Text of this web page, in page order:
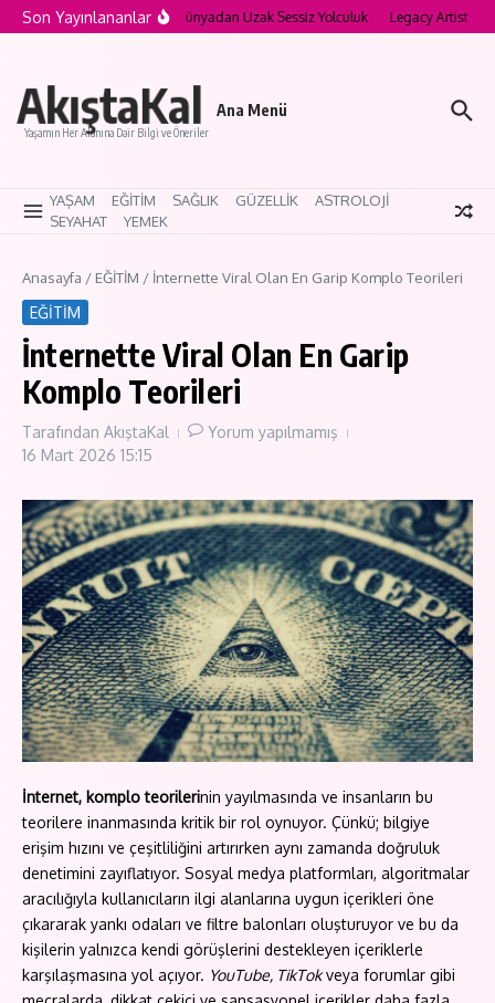
İçeriğe atla
Son Yayınlananlar
Saklı Köyleri: Modern Dünyadan Uzak Sessiz Yolculuk Legacy Artist
AkıştaKal
Yaşamın Her Alanına Dair Bilgi ve Öneriler
Ana Menü
YAŞAM EĞİTİM SAĞLIK GÜZELLİK
ASTROLOJİ
SEYAHAT
YEMEK
Anasayfa / EĞİTİM / İnternette Viral Olan En Garip Komplo Teorileri
EĞİTİM
İnternette Viral Olan En Garip
Komplo Teorileri
Tarafından AkıştaKal
Yorum yapılmamış
16 Mart 2026 15:15
İnternet, komplo teorilerinin yayılmasında ve insanların bu
teorilere inanmasında kritik bir rol oynuyor. Çünkü; bilgiye
erişim hızını ve çeşitliliğini artırırken aynı zamanda doğruluk
denetimini zayıflatıyor. Sosyal medya platformları, algoritmalar
aracılığıyla kullanıcıların ilgi alanlarına uygun içerikleri öne
çıkararak yankı odaları ve filtre balonları oluşturuyor ve bu da
kişilerin yalnızca kendi görüşlerini destekleyen içeriklerle
karşılaşmasına yol açıyor. YouTube, TikTokveya forumlar gibi